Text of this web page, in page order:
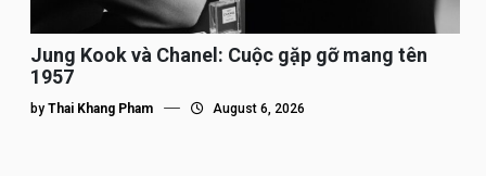
Jung Kook và Chanel: Cuộc gặp gỡ mang tên
1957
by Thai Khang Pham August 6, 2026